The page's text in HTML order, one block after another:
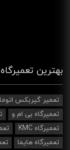
بهترین
تعمیر گیربکس
تعمیرگاه بی ام و
تعمیرگاه KMC
تعمیرگاه هایما